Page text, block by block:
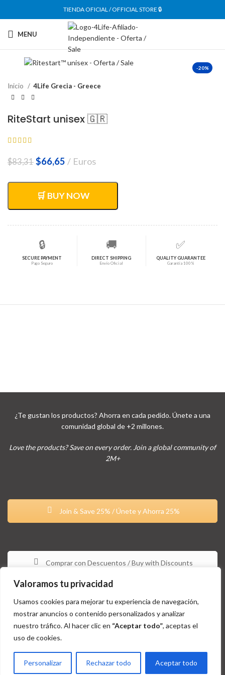
Valoramos tu privacidad
Usamos cookies para mejorar tu experiencia de navegación,
mostrar anuncios o contenido personalizados y analizar
nuestro tráfico. Al hacer clic en “Aceptar todo”, aceptas el
uso de cookies.
Personalizar Rechazar todo Aceptar todo
TIENDA OFICIAL / OFFICIAL STORE 🔒
MENU
-20%
Inicio 4Life Grecia - Greece
RiteStart unisex 🇬🇷
$83,31 El
original
era:
$83,31.
$66,65 El
actual
es:
$66,65.
Euros
🛒 BUY NOW
🔒
SECURE PAYMENT
Pago Seguro
🚚
DIRECT SHIPPING
Envío Oficial
✅
QUALITY GUARANTEE
Garantía 100%
¿Te gustan los productos? Ahorra en cada pedido. Únete a una
comunidad global de +2 millones.
Love the products? Save on every order. Join a global community of
2M+
Join & Save 25% / Únete y Ahorra 25%
Comprar con Descuentos / Buy with Discounts
Estos productos no están aprobados por la FDA y no tienen la
intención de tratar, curar, diagnosticar y/o prevenir ningún tipo de
condición o enfermedad / These products are not approved by the